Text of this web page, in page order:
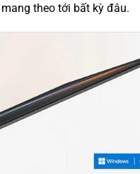
theo tới bất kỳ đâu.